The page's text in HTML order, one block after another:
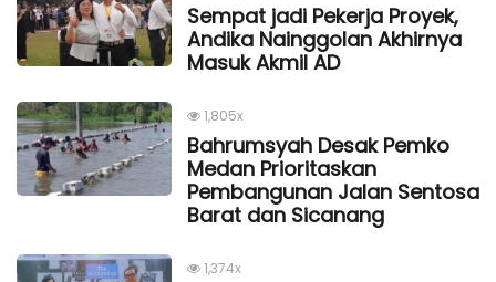
Sempat jadi Pekerja Proyek,
Andika Nainggolan Akhirnya
Masuk Akmil AD
1,805x
Bahrumsyah Desak Pemko
Medan Prioritaskan
Pembangunan Jalan Sentosa
Barat dan Sicanang
1,374x